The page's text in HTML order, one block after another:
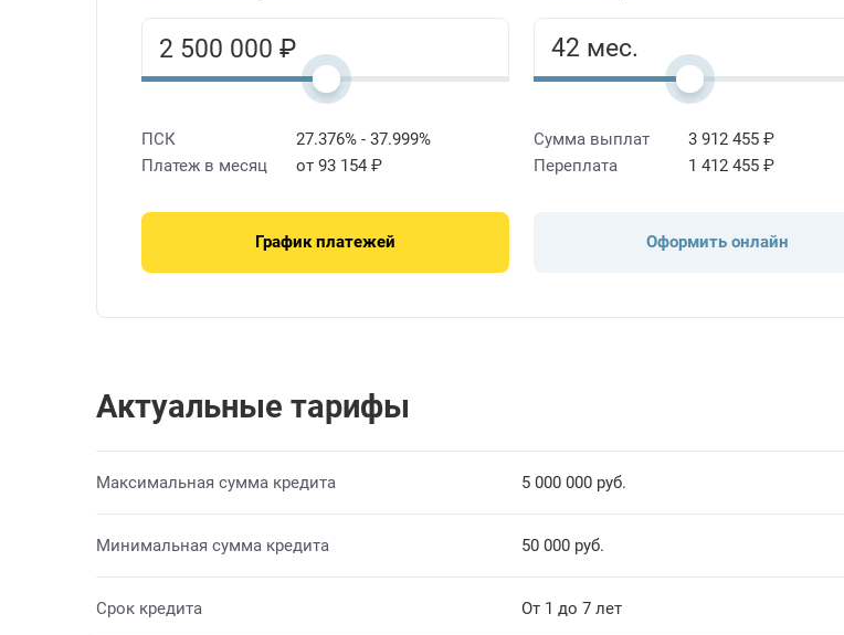
ПСК
27.376% - 37.999%
Платеж в месяц
от 93 154 ₽
Сумма выплат
3 912 455 ₽
Переплата
1 412 455 ₽
График платежей Оформить онлайн
Актуальные тарифы
Максимальная сумма кредита 5 000 000 руб.
Минимальная сумма кредита 50 000 руб.
Срок кредита От 1 до 7 лет